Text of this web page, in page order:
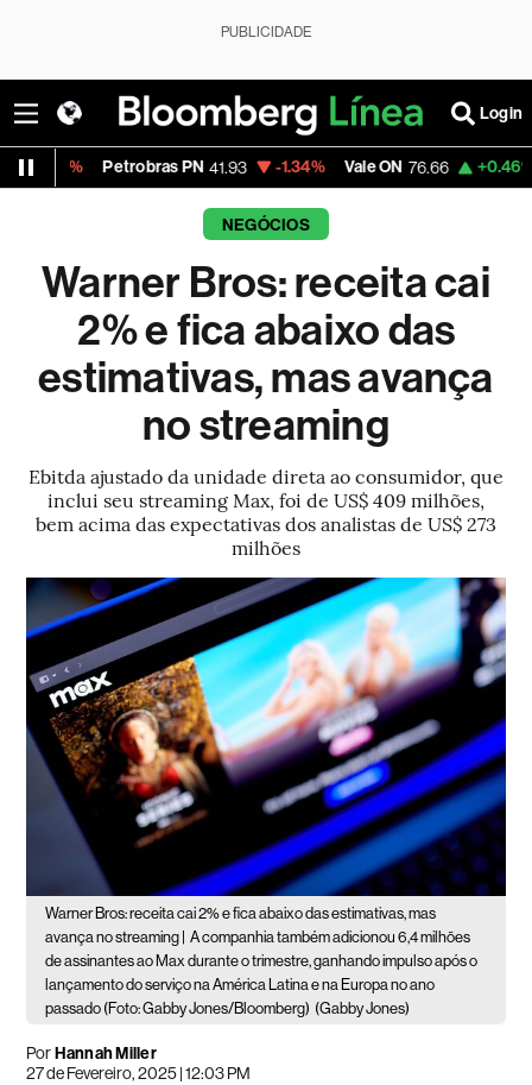
PUBLICIDADE
Login
Petrobras PN 41.93 -1.34% Vale ON 76.66 +0.46% Itaú PN
NEGÓCIOS
Warner Bros: receita cai
2% e fica abaixo das
estimativas, mas avança
no streaming
Ebitda ajustado da unidade direta ao consumidor, que
inclui seu streaming Max, foi de US$ 409 milhões,
bem acima das expectativas dos analistas de US$ 273
milhões
Warner Bros: receita cai 2% e fica abaixo das estimativas, mas
avança no streaming |
A companhia também adicionou 6,4 milhões
de assinantes ao Max durante o trimestre, ganhando impulso após o
lançamento do serviço na América Latina e na Europa no ano
passado (Foto: Gabby Jones/Bloomberg) (Gabby Jones)
PorHannah Miller
27 de Fevereiro, 2025 | 12:03 PM